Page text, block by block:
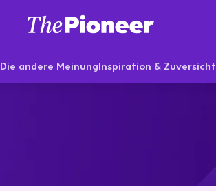
Die andere MeinungInspiration & Zuversicht